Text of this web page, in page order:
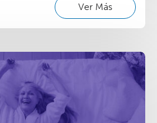
Ver Más